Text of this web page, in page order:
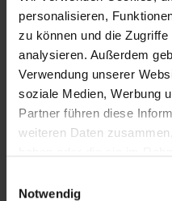
personalisieren,
zu können und die
analysieren. Außerdem
Verwendung unserer
soziale Medien, Werbung
Partner führen diese
weiteren Daten
Notwendig
Sie haben Fragen zum
Frage stellen